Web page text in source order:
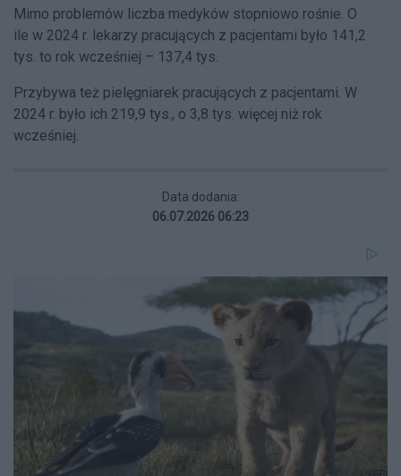
Mimo problemów liczba medyków stopniowo rośnie. O
ile w 2024 r. lekarzy pracujących z pacjentami było 141,2
tys. to rok wcześniej – 137,4 tys.
Przybywa też pielęgniarek pracujących z pacjentami. W
2024 r. było ich 219,9 tys., o 3,8 tys. więcej niż rok
wcześniej.
Data dodania:
06.07.2026 06:23